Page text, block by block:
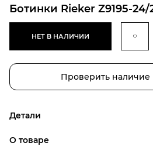
Ботинки Rieker Z9195-24/
НЕТ В НАЛИЧИИ
Проверить наличие
Детали
О товаре